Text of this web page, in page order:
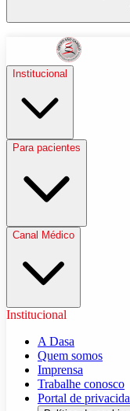
Institucional
Para pacientes
Canal Médico
Institucional
A Dasa
Quem somos
Imprensa
Trabalhe conosco
Portal de